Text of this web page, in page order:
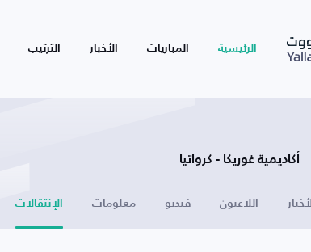
الرئيسية المباريات الأخبار الترتيب
أكاديمية غوريكا - كرواتيا
الأخبار اللاعبون فيديو معلومات الإنتقالات